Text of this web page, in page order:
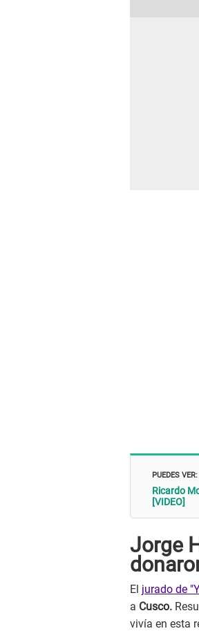
PUEDES VER:
Ricardo
[VIDEO]
Jorge
El jurado de
a Cusco.
vivía en esta